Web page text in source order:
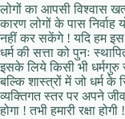
लोगों का आपसी विश्वास
कारण लोगों के पास
नहीं कर सकेंगे ! यदि हम इस
धर्म की सत्ता को पुनः
इसके लिये किसी भी
बल्कि शास्त्रों में जो धर्म के
व्यक्तिगत स्तर पर अपने
होगा ! तभी हमारी रक्षा होगी !